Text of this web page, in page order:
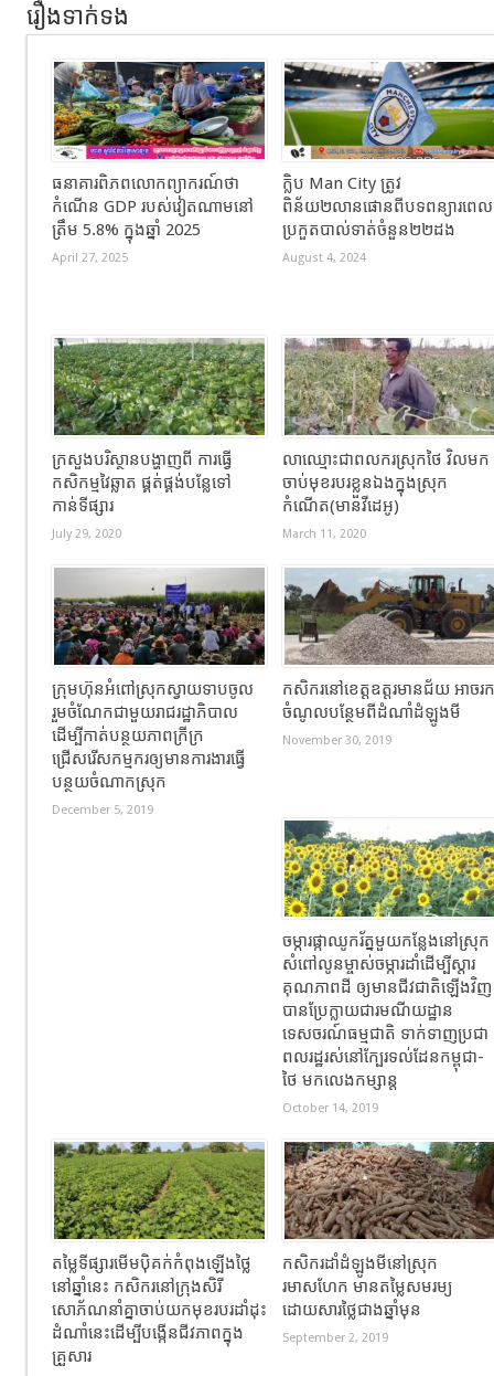
រឿងទាក់ទង
ធនាគារពិភពលោកព្យាករណ៍ថា
កំណើន GDP របស់វៀតណាមនៅ
ត្រឹម 5.8% ក្នុងឆ្នាំ 2025
April 27, 2025
ក្លិប Man City ត្រូវ
ពិន័យ២លានផោនពីបទពន្យារពេល
ប្រកួតបាល់ទាត់ចំនួន២២ដង
August 4, 2024
ក្រសួងបរិស្ថានបង្ហាញពី ការធ្វើ
កសិកម្មវៃឆ្លាត ផ្គត់ផ្គង់បន្លែទៅ
កាន់ទីផ្សារ
July 29, 2020
លាឈ្មោះជាពលករស្រុកថៃ វិលមក
ចាប់មុខរបរខ្លួនឯងក្នុងស្រុក
កំណើត(មានវីដេអូ)
March 11, 2020
ក្រុមហ៊ុនអំពៅស្រុកស្វាយទាប​ចូល
រួមចំណែកជាមួយរាជរដ្ឋាភិបាល
ដើម្បីកាត់បន្ថយភាពក្រីក្រ
ជ្រើសរើសកម្មករឲ្យមានការងារធ្វើ
បន្ថយចំណាកស្រុក
December 5, 2019
កសិករនៅខេត្តឧត្ដរមានជ័យ អាចរក
ចំណូលបន្ថែមពីដំណាំដំឡូងមី
November 30, 2019
ចម្ការផ្កាឈូករ័ត្នមួយកន្លែងនៅស្រុក
សំពៅលូនម្ចាស់ចម្ការដាំដើម្បីស្តារ
គុណភាពដី ឲ្យមានជីវជាតិឡើងវិញ
បានប្រែក្លាយជារមណីយដ្ឋាន
ទេសចរណ៍ធម្មជាតិ ទាក់ទាញប្រជា
ពលរដ្ឋរស់នៅក្បែរទល់ដែនកម្ពុជា-
ថៃ មកលេងកម្សាន្ត
October 14, 2019
តម្លៃទីផ្សារមើមប៉ិគក់កំពុងឡើងថ្លៃ
នៅឆ្នាំនេះ កសិករនៅក្រុងសិរី
សោភ័ណនាំគ្នាចាប់យកមុខរបរដាំដុះ
ដំណាំនេះដើម្បីបង្កើនជីវភាពក្នុង
គ្រួសារ
កសិករដាំដំឡូងមីនៅស្រុក
រមាសហែក មានតម្លៃសមរម្យ
ដោយសារថ្លៃជាងឆ្នាំមុន
September 2, 2019